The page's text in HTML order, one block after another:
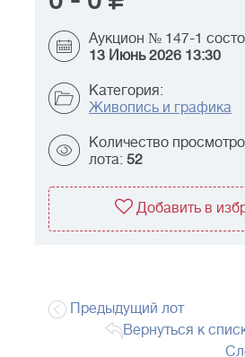
Аукцион № 147-1
13 Июнь 2026 13:30
Категория:
Живопись и графика
Количество
лота: 52
Добавить в
Предыдущий лот
Вернуться к